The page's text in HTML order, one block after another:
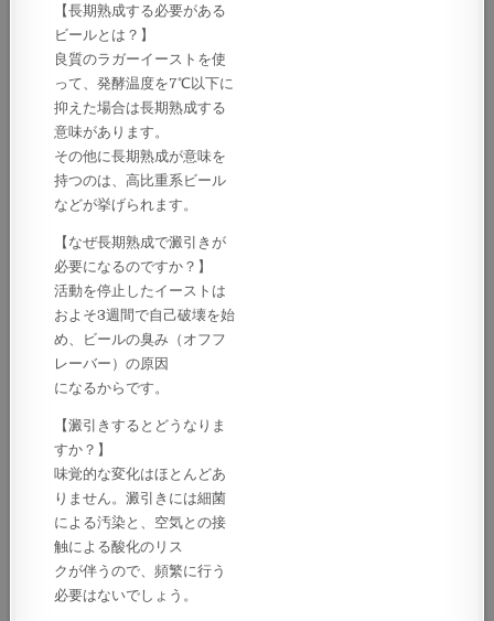
【長期熟成する必要がある
ビールとは？】
良質のラガーイーストを使
って、発酵温度を7℃以下に
抑えた場合は長期熟成する
意味があります。
その他に長期熟成が意味を
持つのは、高比重系ビール
などが挙げられます。
【なぜ長期熟成で澱引きが
必要になるのですか？】
活動を停止したイーストは
およそ3週間で自己破壊を始
め、ビールの臭み（オフフ
レーバー）の原因
になるからです。
【澱引きするとどうなりま
すか？】
味覚的な変化はほとんどあ
りません。澱引きには細菌
による汚染と、空気との接
触による酸化のリス
クが伴うので、頻繁に行う
必要はないでしょう。